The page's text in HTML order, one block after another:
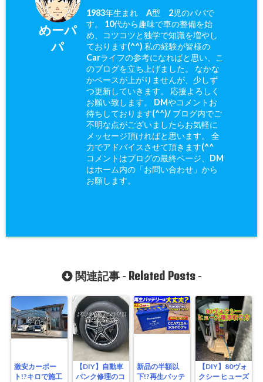
めーパ
パ
1983年生まれ A型 2児のパパで
す。 10代から趣味で車の整備を始
め、コツコツと独学で知識を増やし
ております(^^) 私の経験が皆様の
Carライフの参考になればと思い、こ
のブログを立ち上げました。 なかな
かペースが上がりませんが、少しず
つ更新していきます。 応援よろしく
お願い致します。 DMやコメントお
待ちしております(^^)/ ブログ内でご
不明な点がございましたらお気軽に
メッセージ頂ければと思います。 全
力でアドバイスさせて頂きます(^^ゞ
コメントはブログの最終ページ、DM
はホーム内の「お問い合わせ」から
お願します。
関連記事 - Related Posts-
激安カーポー
ト!?キロで施工
【DIY】自動車
パンク修理のコ
新品の半額以
下!?再生バッテ
【DIY】80ヴォ
クシー ヒューズ